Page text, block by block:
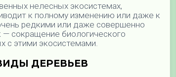
нелесных экосистемах,
к полному изменению или даже к
редкими или даже совершенно
сокращение биологического
с этими экосистемами.
ДЕРЕВЬЕВ